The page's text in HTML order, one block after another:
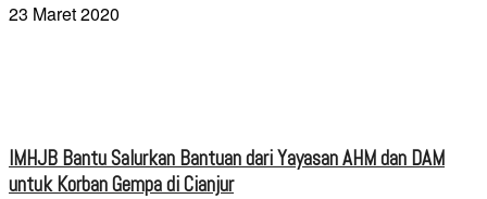
23 Maret 2020
IMHJB Bantu Salurkan Bantuan dari Yayasan AHM dan DAM
untuk Korban Gempa di Cianjur